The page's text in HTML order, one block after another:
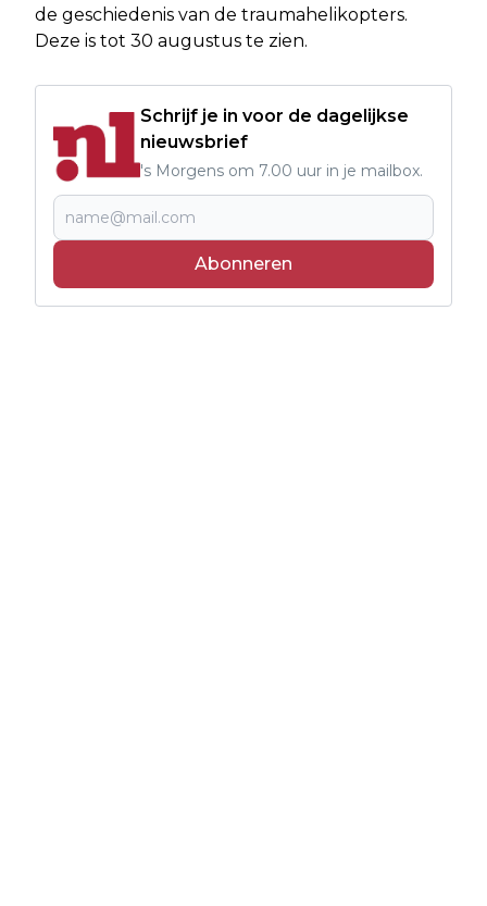
de geschiedenis van de traumahelikopters.
Deze is tot 30 augustus te zien.
Schrijf je in voor de dagelijkse
nieuwsbrief
's Morgens om 7.00 uur in je mailbox.
Abonneren